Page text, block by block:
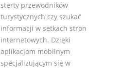
sterty przewodników
turystycznych czy szukać
informacji w setkach stron
internetowych. Dzięki
aplikacjom mobilnym
specjalizującym się w